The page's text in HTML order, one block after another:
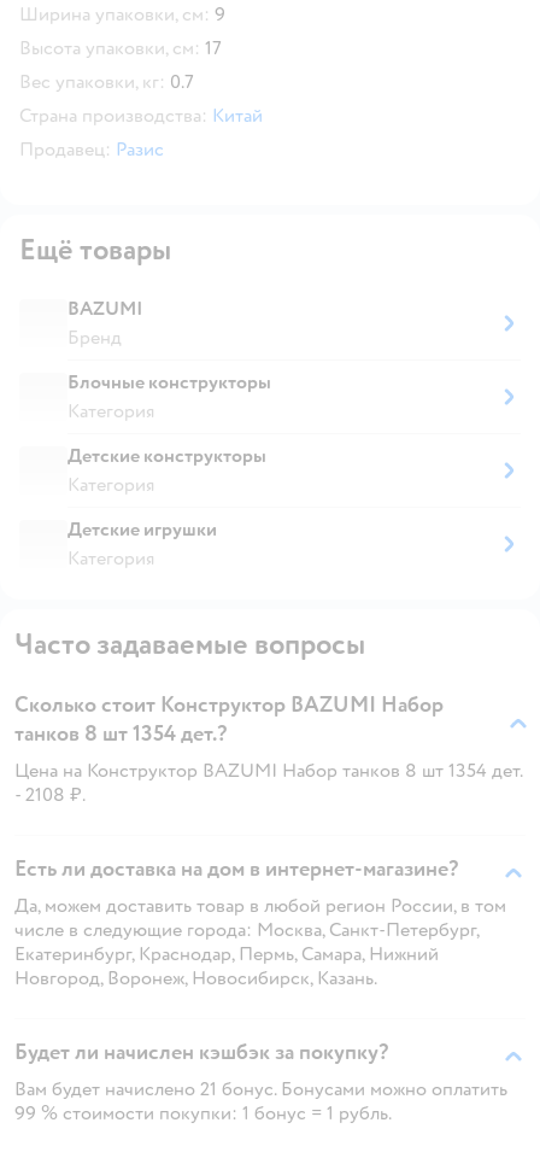
Ширина упаковки, см: 9
Высота упаковки, см: 17
Вес упаковки, кг: 0.7
Страна производства: Китай
Продавец: Разис
Ещё товары
BAZUMI
Бренд
Блочные конструкторы
Категория
Детские конструкторы
Категория
Детские игрушки
Категория
Часто задаваемые вопросы
Сколько стоит Конструктор BAZUMI Набор
танков 8 шт 1354 дет.?
Цена на Конструктор BAZUMI Набор танков 8 шт 1354 дет.
- 2108 ₽.
Есть ли доставка на дом в интернет-магазине?
Да, можем доставить товар в любой регион России, в том
числе в следующие города: Москва, Санкт-Петербург,
Екатеринбург, Краснодар, Пермь, Самара, Нижний
Новгород, Воронеж, Новосибирск, Казань.
Будет ли начислен кэшбэк за покупку?
Вам будет начислено 21 бонус. Бонусами можно оплатить
99 % стоимости покупки: 1 бонус = 1 рубль.